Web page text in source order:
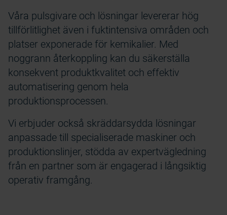
Våra pulsgivare och lösningar levererar hög
tillförlitlighet även i fuktintensiva områden och
platser exponerade för kemikalier. Med
noggrann återkoppling kan du säkerställa
konsekvent produktkvalitet och effektiv
automatisering genom hela
produktionsprocessen.
Vi erbjuder också skräddarsydda lösningar
anpassade till specialiserade maskiner och
produktionslinjer, stödda av expertvägledning
från en partner som är engagerad i långsiktig
operativ framgång.